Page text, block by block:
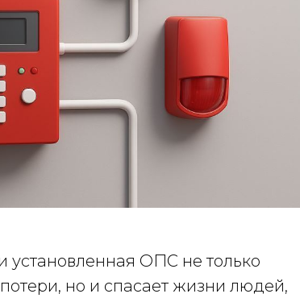
установленная ОПС не только
но и спасает жизни людей,